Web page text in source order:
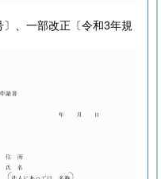
、一部改正〔令和3年規